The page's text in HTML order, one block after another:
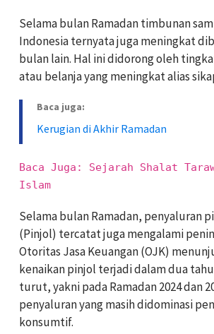
Selama bulan Ramadan timbunan
Indonesia ternyata juga meningkat
bulan lain. Hal ini didorong oleh
atau belanja yang meningkat alias
Baca juga:
Kerugian di Akhir Ramadan
Baca Juga: Sejarah Shalat
Islam
Selama bulan Ramadan, penyaluran
(Pinjol) tercatat juga mengalami
Otoritas Jasa Keuangan (OJK)
kenaikan pinjol terjadi dalam dua
turut, yakni pada Ramadan 2024 dan
penyaluran yang masih didominasi
konsumtif.